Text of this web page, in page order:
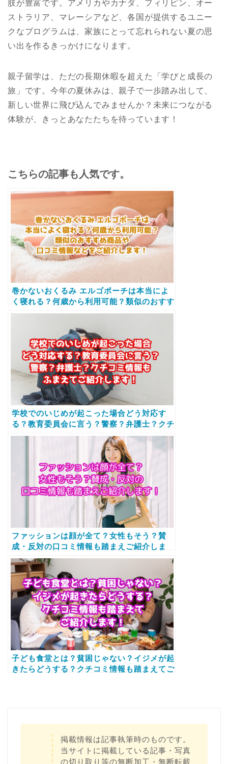
肢が豊富です。アメリカやカナダ、フィリピン、オー
ストラリア、マレーシアなど、各国が提供するユニー
クなプログラムは、家族にとって忘れられない夏の思
い出を作るきっかけになります。
親子留学は、ただの長期休暇を超えた「学びと成長の
旅」です。今年の夏休みは、親子で一歩踏み出して、
新しい世界に飛び込んでみませんか？未来につながる
体験が、きっとあなたたちを待っています！
こちらの記事も人気です。
巻かないおくるみ エルゴポーチは本当によ
く寝れる？何歳から利用可能？類似のおすす
め商品や口コミ情報などをご紹介します！
学校でのいじめが起こった場合どう対応す
る？教育委員会に言う？警察？弁護士？クチ
コミ情報もふまえてご紹介します！
ファッションは顔が全て？女性もそう？賛
成・反対の口コミ情報も踏まえご紹介しま
す！
子ども食堂とは？貧困じゃない？イジメが起
きたらどうする？クチコミ情報も踏まえてご
掲載情報は記事執筆時のものです。
当サイトに掲載している記事・写真
の切り取り等の無断加工・無断転載